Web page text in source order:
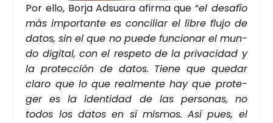
Por ello, Bor­ja Adsua­ra afir­ma que “el desa­fío
más impor­tan­te es con­ci­liar el libre flu­jo de
datos, sin el que no pue­de fun­cio­nar el mun­
do digi­tal, con el res­pe­to de la pri­va­ci­dad y
la pro­tec­ción de datos. Tie­ne que que­dar
cla­ro que lo que real­men­te hay que pro­te­
ger es la iden­ti­dad de las per­so­nas, no
todos los datos en sí mis­mos. Así pues, el